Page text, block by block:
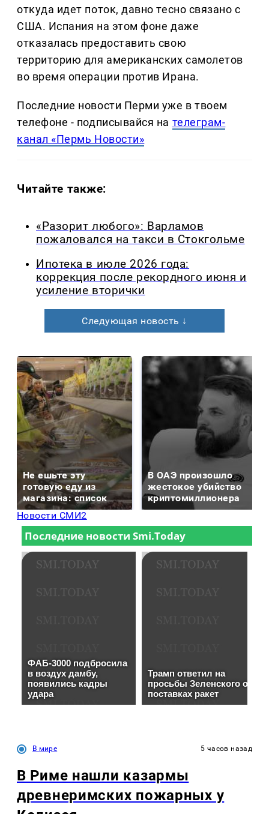
откуда идет поток, давно тесно связано с
США. Испания на этом фоне даже
отказалась предоставить свою
территорию для американских самолетов
во время операции против Ирана.
Последние новости Перми уже в твоем
телефоне - подписывайся на телеграм-
канал «Пермь Новости»
Читайте также:
«Разорит любого»: Варламов
пожаловался на такси в Стокгольме
Ипотека в июле 2026 года:
коррекция после рекордного июня и
усиление вторички
Следующая новость ↓
Не ешьте эту
готовую еду из
магазина: список
В ОАЭ произошло
жестокое убийство
криптомиллионера
Новости СМИ2
В мире 5 часов назад
В Риме нашли казармы
древнеримских пожарных у